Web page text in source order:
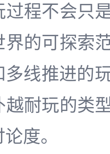
过程不会只
界的可探索
多线推进的
越耐玩的类
度。